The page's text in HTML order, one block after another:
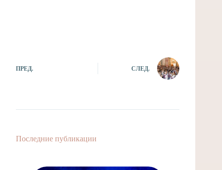
ПРЕД. СЛЕД.
Последние публикации